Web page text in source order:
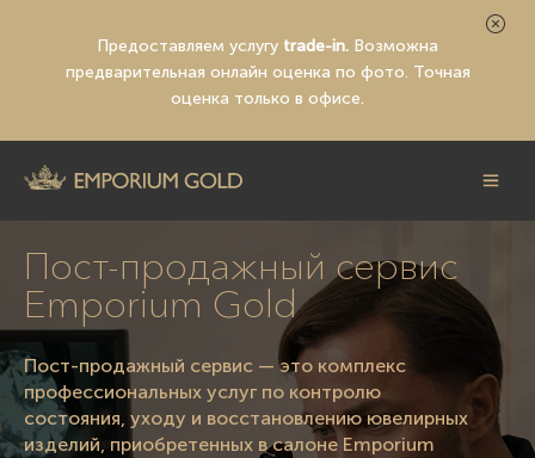
Предоставляем услугу trade-in. Возможна
предварительная онлайн оценка по фото. Точная
оценка только в офисе.
Пост-продажный сервис
Emporium Gold
Пост-продажный сервис — это комплекс
профессиональных услуг по контролю
состояния, уходу и восстановлению ювелирных
изделий, приобретенных в салоне Emporium